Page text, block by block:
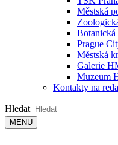
Městská
Botanická
Prague
Městská
Galerie
Muzeum
Kontakty na
Hledat
MENU